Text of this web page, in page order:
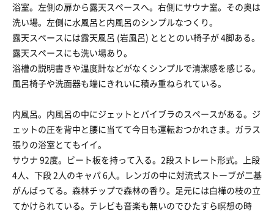
浴室。左側の扉から露天スペースへ。右側にサウナ室。その奥は
洗い場。左側に水風呂と内風呂のシンプルなつくり。
露天スペースには露天風呂 (岩風呂) とととのい椅子が 4脚ある。
露天スペースにも洗い場あり。
浴槽の説明書きや温度計などがなくシンプルで清潔感を感じる。
風呂椅子や洗面器も端にきれいに積み重ねられている。
内風呂。内風呂の中にジェットとバイブラのスペースがある。ジ
ェットの圧を背中と腰に当てて今日も運転おつかれさま。ガラス
張りの浴室とてもイイ。
サウナ 92度。ビート板を持って入る。2段ストレート形式。上段
4人、下段 2人のキャパ 6人。レンガの中に対流式ストーブが二基
がんばってる。森林チップで森林の香り。足元には白樺の枝の立
てかけられている。テレビも音楽も無いのでひたすら瞑想の時